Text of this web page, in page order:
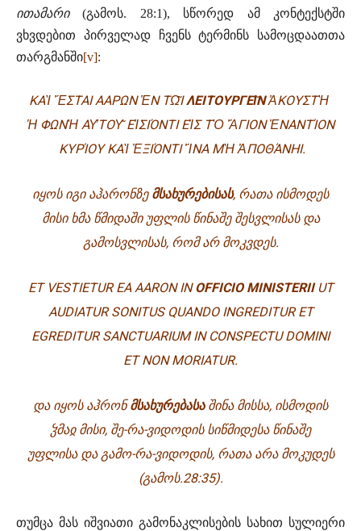
ითამარი(გამოს. 28:1), სწორედ ამ კონტექსტში
ვხვდებით პირველად ჩვენს ტერმინს სამოცდაათთა
თარგმანში[v]:
ΚΑῚ ἜΣΤΑΙ ΑΑΡΩΝἘΝ ΤΩ͂Ι ΛΕΙΤΟΥΡΓΕΙ͂ΝἈΚΟΥΣΤῊ
Ἡ ΦΩΝῊ ΑΥ̓ΤΟΥ͂ΕἸΣΙΌΝΤΙ ΕἸΣ ΤῸ ἍΓΙΟΝἘΝΑΝΤΊΟΝ
ΚΥΡΊΟΥ ΚΑῚ ἘΞΙΌΝΤΙἽΝΑ ΜῊ ἈΠΟΘΆΝΗΙ .
ᲘᲧᲝᲡ ᲘᲒᲘ ᲐᲰᲐᲠᲝᲜᲖᲔ ᲛᲡᲐᲮᲣᲠᲔᲑᲘᲡᲐᲡ, ᲠᲐᲗᲐ ᲘᲡᲛᲝᲓᲔᲡ
ᲛᲘᲡᲘ ᲮᲛᲐ ᲬᲛᲘᲓᲐᲨᲘ ᲣᲤᲚᲘᲡ ᲬᲘᲜᲐᲨᲔ ᲨᲔᲡᲕᲚᲘᲡᲐᲡ ᲓᲐ
ᲒᲐᲛᲝᲡᲕᲚᲘᲡᲐᲡ, ᲠᲝᲛ ᲐᲠ ᲛᲝᲙᲕᲓᲔᲡ.
ET VESTIETUR EA AARON INOFFICIO MINISTERIIUT
AUDIATUR SONITUS QUANDO INGREDITUR ET
EGREDITUR SANCTUARIUM IN CONSPECTU DOMINI
ET NON MORIATUR.
ᲓᲐ ᲘᲧᲝᲡ ᲐᲰᲠᲝᲜ ᲛᲡᲐᲮᲣᲠᲔᲑᲐᲡᲐᲨᲘᲜᲐ ᲛᲘᲡᲡᲐ, ᲘᲡᲛᲝᲓᲘᲡ
ᲴᲛᲐᲲ ᲛᲘᲡᲘ, ᲨᲔ-ᲠᲐ-ᲕᲘᲓᲝᲓᲘᲡ ᲡᲘᲬᲛᲘᲓᲔᲡᲐ ᲬᲘᲜᲐᲨᲔ
ᲣᲤᲚᲘᲡᲐ ᲓᲐ ᲒᲐᲛᲝ-ᲠᲐ-ᲕᲘᲓᲝᲓᲘᲡ, ᲠᲐᲗᲐ ᲐᲠᲐ ᲛᲝᲙᲣᲓᲔᲡ
(ᲒᲐᲛᲝᲡ.28:35).
თუმცა მას იშვიათი გამონაკლისების სახით სულიერი